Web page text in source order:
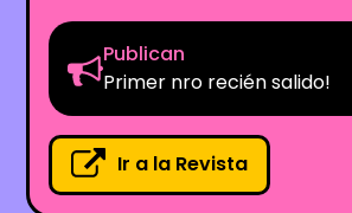
Publican
Primer nro recién salido!
Ir a la Revista